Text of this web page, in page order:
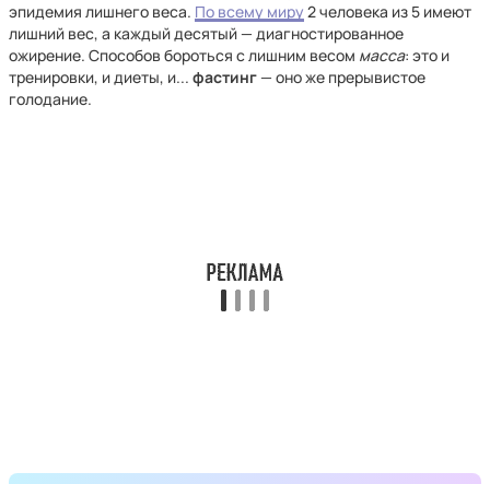
эпидемия лишнего веса. По всему миру 2 человека из 5 имеют
лишний вес, а каждый десятый — диагностированное
ожирение. Способов бороться с лишним весом масса: это и
тренировки, и диеты, и... фастинг— оно же прерывистое
голодание.